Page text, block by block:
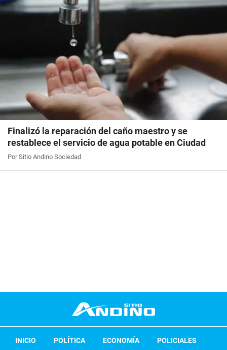
Finalizó la reparación del caño maestro y se
restablece el servicio de agua potable en Ciudad
Por Sitio Andino Sociedad
INICIO POLÍTICA ECONOMÍA POLICIALES